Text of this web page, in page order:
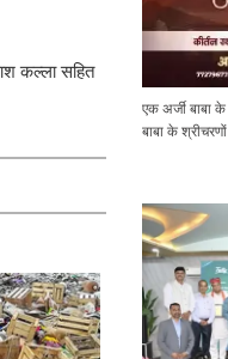
कल्ला सहित
एक अर्जी बाबा
बाबा के